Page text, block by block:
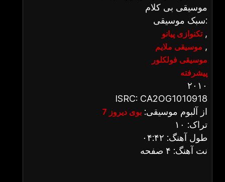
موسیقی بی کلام
سبک موسیقی:
تکنوازی پیانو,
موسیقی ملایم ,
موسیقی فولکلور
پیشرفته
۲۰۱۰
ISRC: CA2OG1010918
از آلبوم موسیقی: بوی دیروز 7
تراک: ۱۰
طول آهنگ: ۰۴:۴۲
نت آهنگ: ۴ صفحه